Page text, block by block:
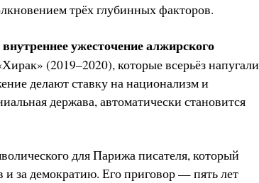
трёх глубинных факторов.
внутреннее ужесточение алжирского
(2019–2020), которые всерьёз напугали
делают ставку на национализм и
держава, автоматически становится
для Парижа писателя, который
за демократию. Его приговор — пять лет